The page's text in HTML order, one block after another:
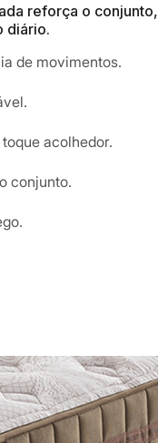
reforça o conjunto,
diário.
de movimentos.
acolhedor.
conjunto.